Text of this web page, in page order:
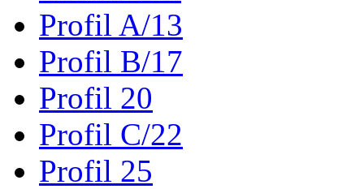
Profil A/13
Profil B/17
Profil 20
Profil C/22
Profil 25